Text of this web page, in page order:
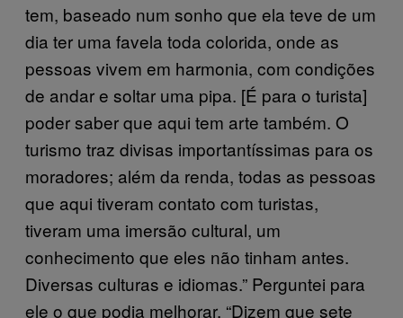
tem, baseado num sonho que ela teve de um
dia ter uma favela toda colorida, onde as
pessoas vivem em harmonia, com condições
de andar e soltar uma pipa. [É para o turista]
poder saber que aqui tem arte também. O
turismo traz divisas importantíssimas para os
moradores; além da renda, todas as pessoas
que aqui tiveram contato com turistas,
tiveram uma imersão cultural, um
conhecimento que eles não tinham antes.
Diversas culturas e idiomas.” Perguntei para
ele o que podia melhorar. “Dizem que sete